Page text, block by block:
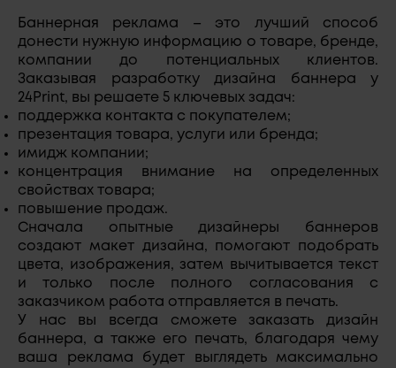
Баннерная реклама – это лучший способ
донести нужную информацию о товаре, бренде,
компании до потенциальных клиентов.
Заказывая разработку дизайна баннера у
24Print, вы решаете 5 ключевых задач:
поддержка контакта с покупателем;
презентация товара, услуги или бренда;
имидж компании;
концентрация внимание на определенных
свойствах товара;
повышение продаж.
Сначала опытные дизайнеры баннеров
создают макет дизайна, помогают подобрать
цвета, изображения, затем вычитывается текст
и только после полного согласования с
заказчиком работа отправляется в печать.
У нас вы всегда сможете заказать дизайн
баннера, а также его печать, благодаря чему
ваша реклама будет выглядеть максимально